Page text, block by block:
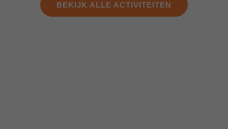
BEKIJK ALLE ACTIVITEITEN